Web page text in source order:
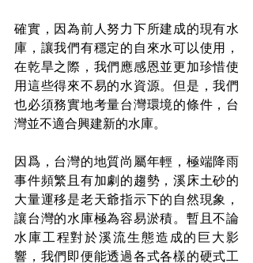
確實，因為前人努力下所建成的現有水
庫，讓我們有穩定的自來水可以使用，
在乾旱之際，我們應感恩並更加珍惜使
用這些得來不易的水資源。但是，我們
也必須務實地考量台灣環境的條件，台
灣並不適合興建新的水庫。
因爲，台灣的地質尚屬年輕，極端降雨
事件頻繁且有加劇的趨勢，溪床土砂的
大量運移是老天爺指示下的自然現象，
讓台灣的水庫極為容易淤積。暫且不論
水庫工程對於溪流生態造成的巨大影
響，我們即便能透過各式各樣的硬式工